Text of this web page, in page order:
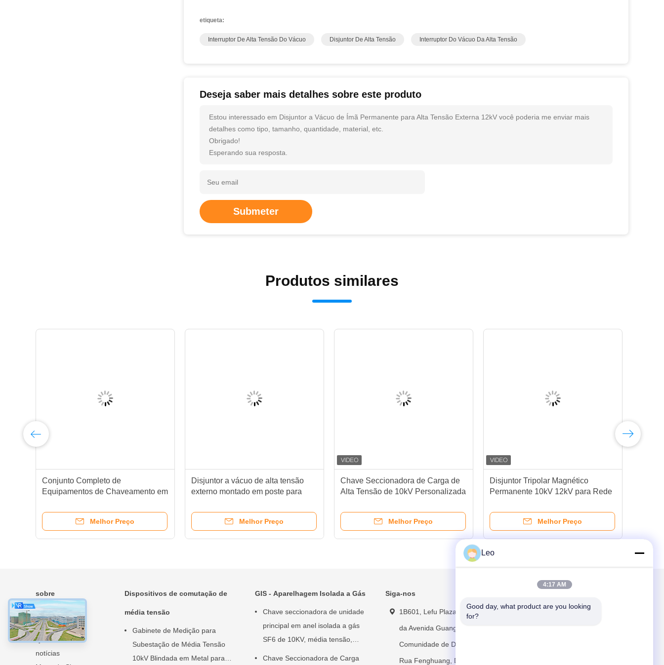
etiqueta:
Interruptor De Alta Tensão Do Vácuo Disjuntor De Alta Tensão Interruptor Do Vácuo Da Alta Tensão
Deseja saber mais detalhes sobre este produto
Estou interessado em Disjuntor a Vácuo de Ímã Permanente para Alta Tensão Externa 12kV você poderia me enviar mais
detalhes como tipo, tamanho, quantidade, material, etc.
Obrigado!
Esperando sua resposta.
Submeter
Produtos similares
Conjunto Completo de
Equipamentos de Chaveamento em
Externa de Média Tensão
Melhor Preço
Disjuntor a vácuo de alta tensão
externo montado em poste para
Melhor Preço
Chave Seccionadora de Carga de
Alta Tensão de 10kV Personalizada
Melhor Preço
Disjuntor Tripolar Magnético
Permanente 10kV 12kV para Rede
Melhor Preço
sobre
Casa
Produtos
Quem Somos
notícias
Dispositivos de comutação de
média tensão
Gabinete de Medição para
Subestação de Média Tensão
10kV Blindada em Metal para
GIS - Aparelhagem Isolada a Gás
Chave seccionadora de unidade
principal em anel isolada a gás
SF6 de 10KV, média tensão,
Chave Seccionadora de Carga
Siga-nos
1B601, Lefu Plaza, nº 481
da Avenida Guangming,
Comunidade de Dongkeng,
Rua Fenghuang, Distrito de
Leo
4:17 AM
Good day, what product are you looking
for?